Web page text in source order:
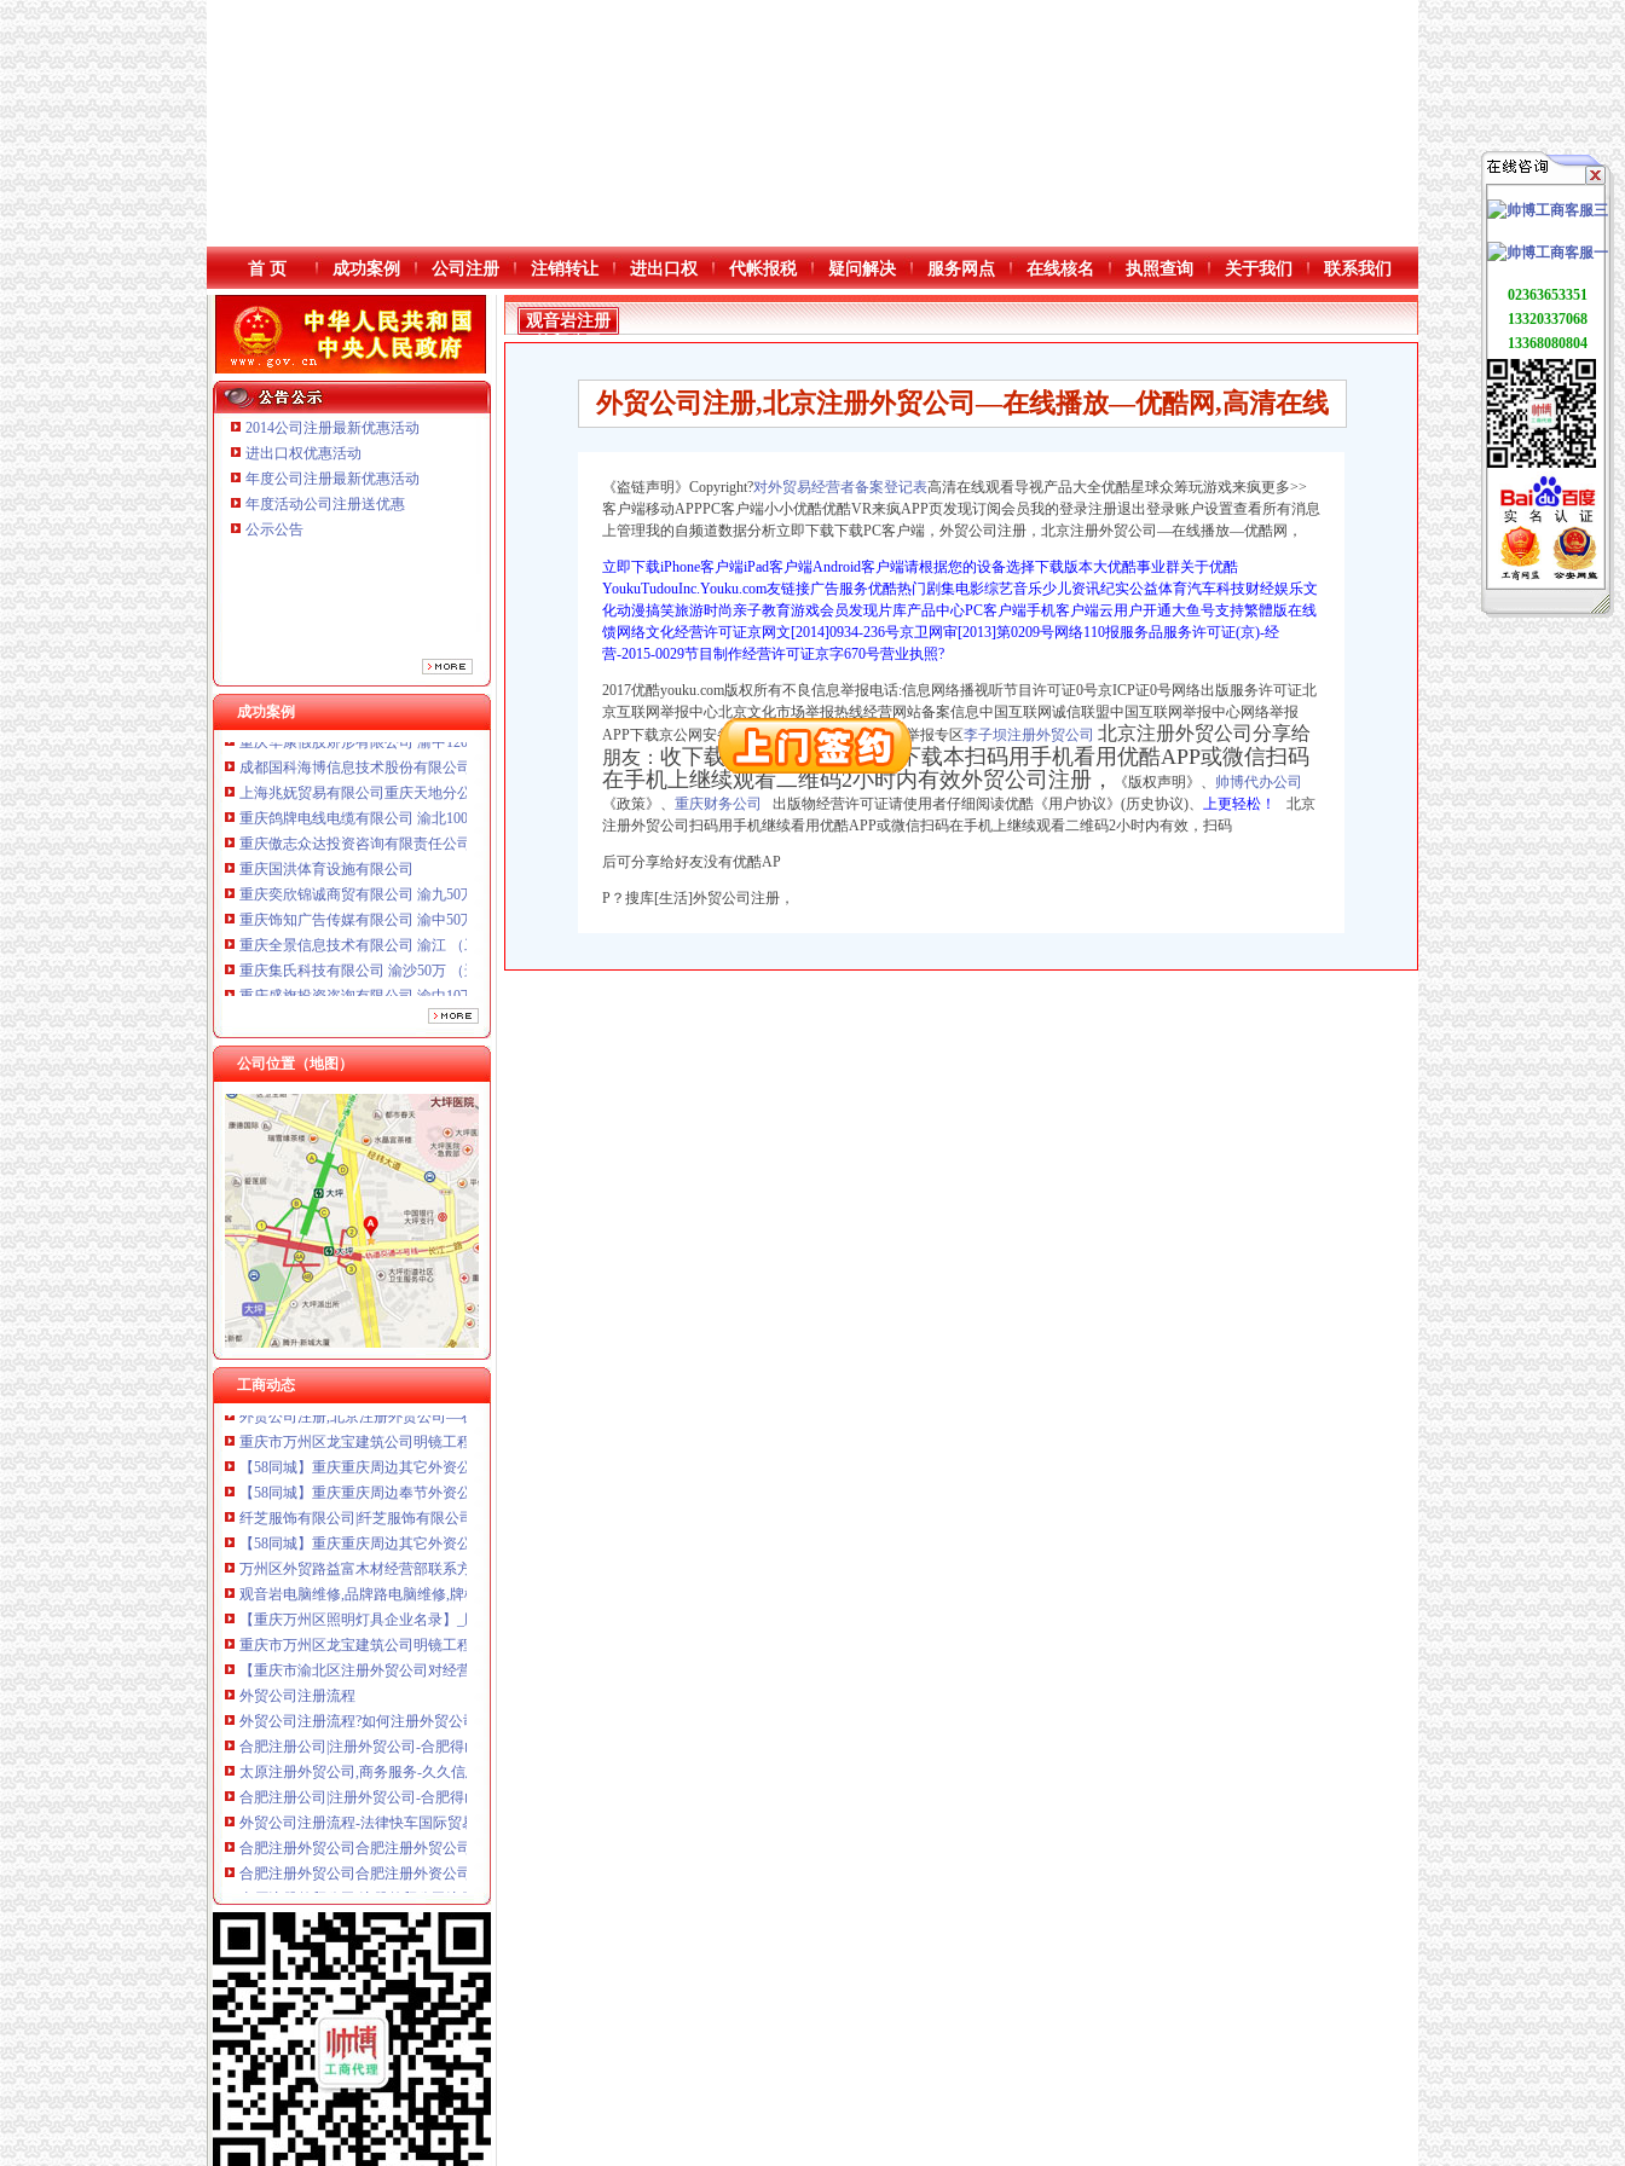
首 页 成功案例 公司注册 注销转让 进出口权 代帐报税 疑问解决 服务网点 在线核名 执照查询 关于我们 联系我们
2014公司注册最新优惠活动
进出口权优惠活动
年度公司注册最新优惠活动
年度活动公司注册送优惠
公示公告
成功案例
重庆鸽牌电线电缆有限公司 渝北10010万 (进出口权)
重庆傲志众达投资咨询有限责任公司 渝九1000万 （增资）
重庆集氏科技有限公司 渝沙50万 （进出口权）
重庆盛旗投资咨询有限公司 渝中10万 （工商注册）
重庆华康假肢矫形有限公司 渝中120万 （增资）
成都国科海博信息技术股份有限公司重庆分公司 渝江 （工商注册）
上海兆妩贸易有限公司重庆天地分公司 渝中 （工商注册）
重庆鸽牌电线电缆有限公司 渝北10010万 (进出口权)
重庆傲志众达投资咨询有限责任公司 渝九1000万 （增资）
重庆国洪体育设施有限公司
重庆奕欣锦诚商贸有限公司 渝九50万 （工商注册）
重庆饰知广告传媒有限公司 渝中50万 （工商注册）
重庆全景信息技术有限公司 渝江 （工商注册）
重庆集氏科技有限公司 渝沙50万 （进出口权）
重庆盛旗投资咨询有限公司 渝中10万 （工商注册）
重庆华康假肢矫形有限公司 渝中120万 （增资）
成都国科海博信息技术股份有限公司重庆分公司 渝江 （工商注册）
上海兆妩贸易有限公司重庆天地分公司 渝中 （工商注册）
公司位置（地图）
工商动态
观音岩注册外贸公司
注册外贸公司、香港公司注册、商标注册_财务会计_商贸服务网络服
武汉外贸公司注册【价格,品牌,供应商】-中国制造网,武汉网通知
上海外贸公司注册费用与注册流程_法律知识-法律咨询上中顾法律网
太原注册外贸公司,注册外贸公司注册资金有什么要求-太原58同城
纤芝服饰有限公司|纤芝服饰有限公司网站
外贸公司注册资本需要多少-商务服务-互动百科
【58同城】重庆重庆周边奉节外资公司注册_外资企业注册_代理外资公
外贸公司注册,北京注册外贸公司—在线播放—优酷网,高清在线
重庆市万州区龙宝建筑公司明镜工程处-城市吧街景地图
【58同城】重庆重庆周边其它外资公司注册_外资企业注册_代理外资公
【58同城】重庆重庆周边奉节外资公司注册_外资企业注册_代理外资公
纤芝服饰有限公司|纤芝服饰有限公司网站
【58同城】重庆重庆周边其它外资公司注册_外资企业注册_代理外资公
万州区外贸路益富木材经营部联系方式_信用报告_工商信息-启信宝
观音岩电脑维修,品牌路电脑维修,牌楼电脑维修,名亨电脑维修,
【重庆万州区照明灯具企业名录】_顺企网
重庆市万州区龙宝建筑公司明镜工程处-城市吧街景地图
【重庆市渝北区注册外贸公司对经营范围要求】价格,厂家,图片,公
外贸公司注册流程
外贸公司注册流程?如何注册外贸公司?_智付-dinpay_新浪博客
合肥注册公司|注册外贸公司-合肥得山财务咨询有限公司
太原注册外贸公司,商务服务-久久信息网
合肥注册公司|注册外贸公司-合肥得山财务咨询有限公司
外贸公司注册流程-法律快车国际贸易法
合肥注册外贸公司合肥注册外贸公司优势
合肥注册外贸公司合肥注册外资公司地址
太原注册外贸公司,注册外贸公司注册资金有什么要求-太原58同城
外贸公司注册香港公司后如何运作_搜狐财经_搜狐网
上海外贸公司注册费用与注册流程_法律知识-法律咨询上中顾法律网
外贸公司注册资本需要多少-商务服务-互动百科
创业者注册外贸公司的优势-生活服务-广州妈妈论坛
外贸公司注册,北京注册外贸公司—在线播放—优酷网,高清在线
注册外贸公司-注册进出口公司-进出口权申请-外贸代理记账-代理出口退
怎样注册外贸公司【今日推荐网-郑州工商/税务/财务】
成都注册外贸公司需要考虑哪些问题？-商务服务
如何注册外贸公司-外贸公司注册流程与条件
[理论研讨]有注册外贸公司经验的吗？请给点建议_创业家园_天涯论坛_
【外贸公司注册,上海外贸公司注册】厂家,价格,图片_上海好品商
观音岩注册
外贸公司
外贸公司注册,北京注册外贸公司—在线播放—优酷网,高清在线
《盗链声明》Copyright?对外贸易经营者备案登记表高清在线观看导视产品大全优酷星球众筹玩游戏来疯更多>>
客户端移动APPPC客户端小小优酷优酷VR来疯APP页发现订阅会员我的登录注册退出登录账户设置查看所有消息
上管理我的自频道数据分析立即下载下载PC客户端，外贸公司注册，北京注册外贸公司—在线播放—优酷网，
立即下载iPhone客户端iPad客户端Android客户端请根据您的设备选择下载版本大优酷事业群关于优酷
YoukuTudouInc.Youku.com友链接广告服务优酷热门剧集电影综艺音乐少儿资讯纪实公益体育汽车科技财经娱乐文
化动漫搞笑旅游时尚亲子教育游戏会员发现片库产品中心PC客户端手机客户端云用户开通大鱼号支持繁體版在线
馈网络文化经营许可证京网文[2014]0934-236号京卫网审[2013]第0209号网络110报服务品服务许可证(京)-经
营-2015-0029节目制作经营许可证京字670号营业执照?
2017优酷youku.com版权所有不良信息举报电话:信息网络播视听节目许可证0号京ICP证0号网络出版服务许可证北
京互联网举报中心北京文化市场举报热线经营网站备案信息中国互联网诚信联盟中国互联网举报中心网络举报
APP下载京公网安备11网络文化经营单位暴恐音举报专区李子坝注册外贸公司 北京注册外贸公司分享给
朋友： 收下载手机看下载至电脑下载本扫码用手机看用优酷APP或微信扫码
在手机上继续观看二维码2小时内有效外贸公司注册，
《版权声明》、 帅博代办公司
《政策》、 重庆财务公司 出版物经营许可证请使用者仔细阅读优酷《用户协议》(历史协议)、 上更轻松！
北京
注册外贸公司扫码用手机继续看用优酷APP或微信扫码在手机上继续观看二维码2小时内有效，扫码
后可分享给好友没有优酷AP
P？搜库[生活]外贸公司注册，
02363653351
13320337068
13368080804